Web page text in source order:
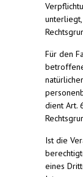
unterliegt,
Für den
dient Art.
Ist die
eines